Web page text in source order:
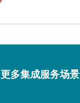
更多集成服务场景